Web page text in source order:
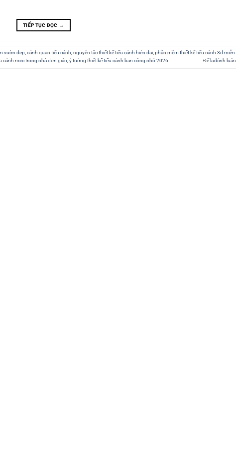
TIẾP TỤC ĐỌC →
vườn đẹp,cảnh quan tiểu cảnh,nguyên tắc thiết kế tiểu cảnh hiện đại,phần mềm thiết kế tiểu cảnh 3d miễn
cảnh mini trong nhà đơn giản,ý tưởng thiết kế tiểu cảnh ban công nhỏ 2026 Để lại bình luận